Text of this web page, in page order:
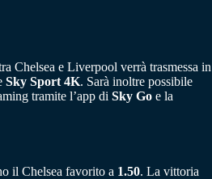
Chelsea e Liverpool verrà trasmessa in
Sky Sport 4K. Sarà inoltre possibile
tramite l’app di Sky Go e la
il Chelsea favorito a 1.50. La vittoria